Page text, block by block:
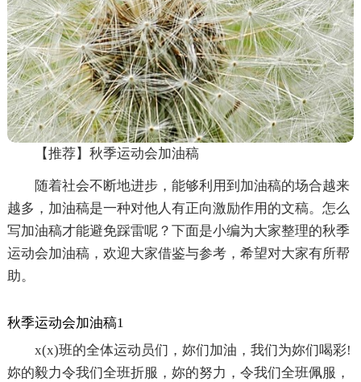
【推荐】秋季运动会加油稿
随着社会不断地进步，能够利用到加油稿的场合越来
越多，加油稿是一种对他人有正向激励作用的文稿。怎么
写加油稿才能避免踩雷呢？下面是小编为大家整理的秋季
运动会加油稿，欢迎大家借鉴与参考，希望对大家有所帮
助。
秋季运动会加油稿1
x(x)班的全体运动员们，妳们加油，我们为妳们喝彩!
妳的毅力令我们全班折服，妳的努力，令我们全班佩服，